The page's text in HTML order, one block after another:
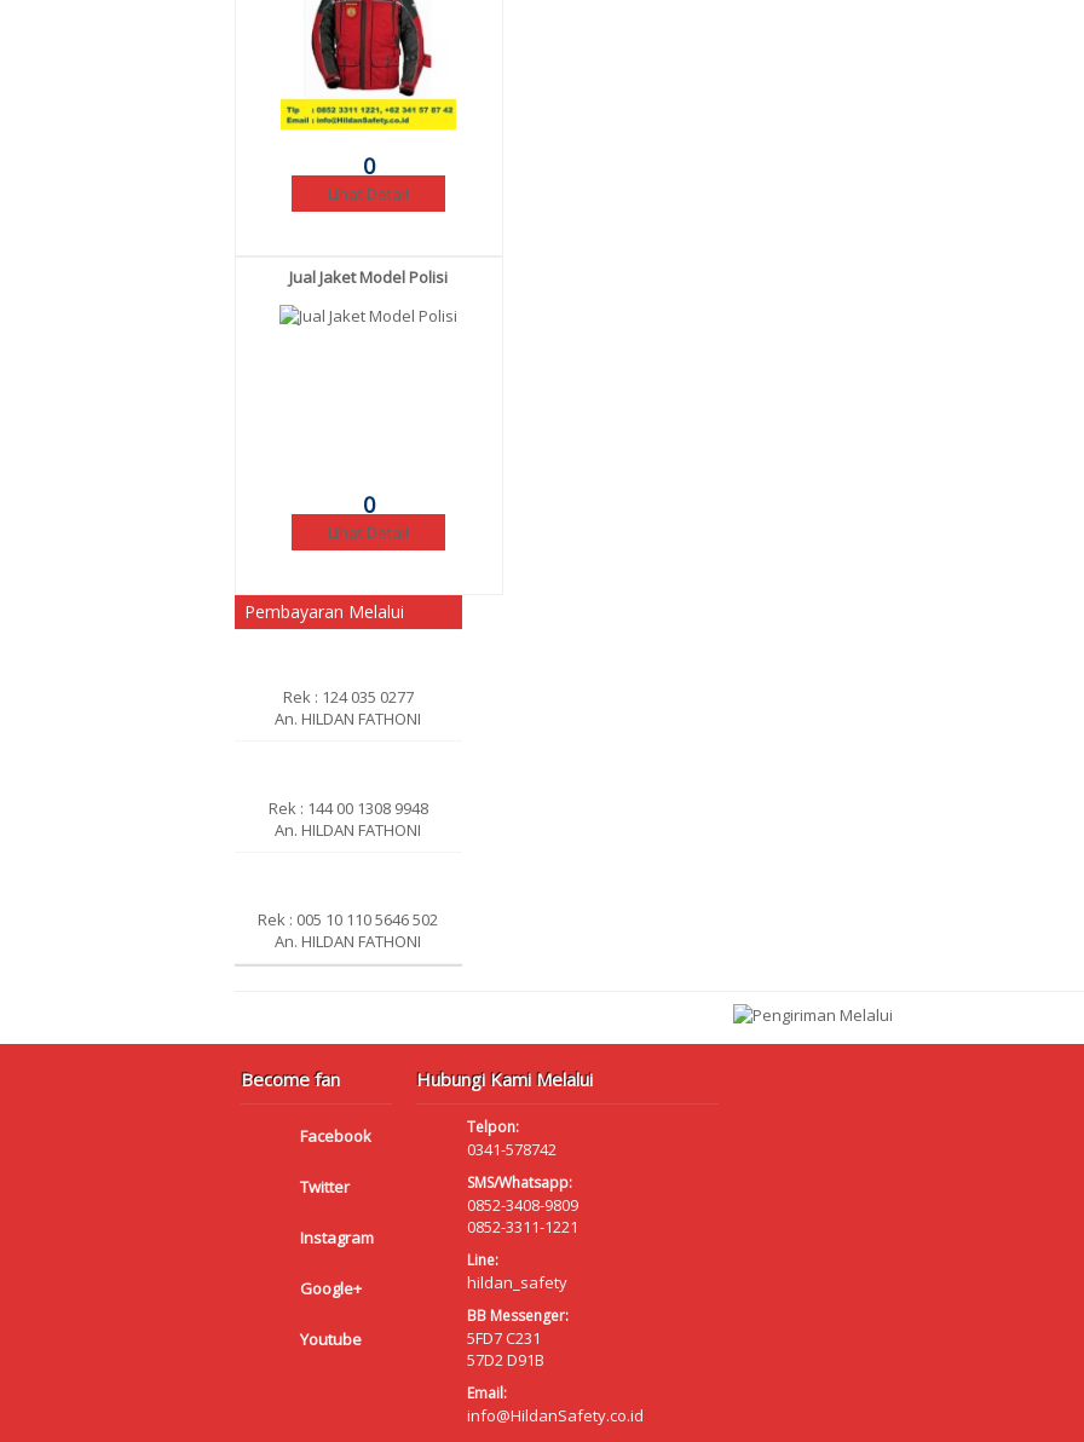
0
Lihat Detail
Jual Jaket Model Polisi
0
Lihat Detail
Pembayaran Melalui
Rek : 124 035 0277
An. HILDAN FATHONI
Rek : 144 00 1308 9948
An. HILDAN FATHONI
Rek : 005 10 110 5646 502
An. HILDAN FATHONI
Become fan
Facebook
Twitter
Instagram
Google+
Youtube
Hubungi Kami Melalui
Telpon:
0341-578742
SMS/Whatsapp:
0852-3408-9809
0852-3311-1221
Line:
hildan_safety
BB Messenger:
5FD7 C231
57D2 D91B
Email:
info@HildanSafety.co.id